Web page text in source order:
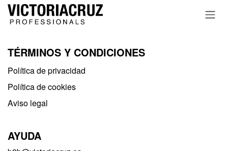
Ir al contenido
TÉRMINOS Y CONDICIONES
Política de privacidad​
Política de cookies
Aviso legal
AYUDA